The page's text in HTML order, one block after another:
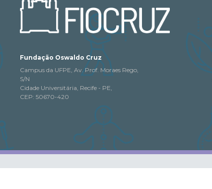
Fundação Oswaldo Cruz
Campus da UFPE, Av. Prof. Moraes Rego,
S/N
Cidade Universitária, Recife - PE,
CEP: 50670-420
pode ser copiado,